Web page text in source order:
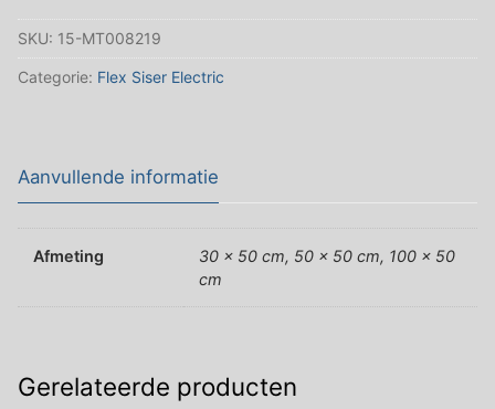
Siser
aantal
SKU: 15-MT008219
Categorie: Flex Siser Electric
Aanvullende informatie
Afmeting
30 x 50 cm, 50 x 50 cm, 100 x 50
cm
Gerelateerde producten